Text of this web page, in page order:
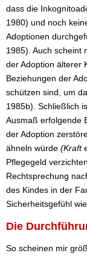
dass die
1980) und noch
Adoptionen
1985). Auch scheint
der Adoption älterer
Beziehungen der
schützen sind, um
1985b). Schließlich
Ausmaß erfolgende
der Adoption
ähneln würde (Kraft
Pflegegeld
Rechtsprechung
des Kindes in der
Sicherheitsgefühl
Die
So scheinen mir